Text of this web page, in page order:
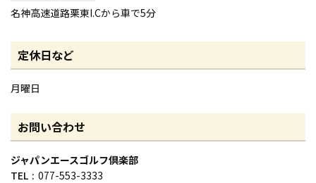
名神高速道路栗東I.Cから車で5分
定休日など
月曜日
お問い合わせ
ジャパンエースゴルフ倶楽部
TEL
077-553-3333